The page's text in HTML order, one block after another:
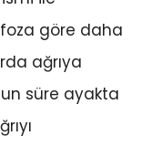
göre daha
ağrıya
süre ayakta